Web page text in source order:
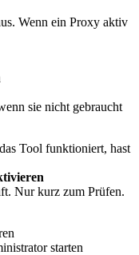
Wenn ein Proxy aktiv
sie nicht gebraucht
Tool funktioniert, hast
Nur kurz zum Prüfen.
starten